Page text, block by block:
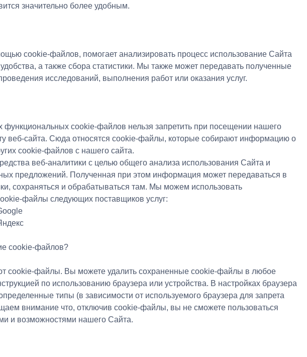
значительно более удобным.
cookie-файлов, помогает анализировать процесс использование Сайта
а также сбора статистики. Мы также может передавать полученные
исследований, выполнения работ или оказания услуг.
cookie-файлов нельзя запретить при посещении нашего
веб-сайта. Сюда относятся cookie-файлы, которые собирают информацию о
cookie-файлов с нашего сайта.
веб-аналитики с целью общего анализа использования Сайта и
предложений. Полученная при этом информация может передаваться в
сохраняться и обрабатываться там. Мы можем использовать
файлы следующих поставщиков услуг:
cookie-файлов?
cookie-файлы. Вы можете удалить сохраненные cookie-файлы в любое
по использованию браузера или устройства. В настройках браузера
типы (в зависимости от используемого браузера для запрета
внимание что, отключив cookie-файлы, вы не сможете пользоваться
и возможностями нашего Сайта.